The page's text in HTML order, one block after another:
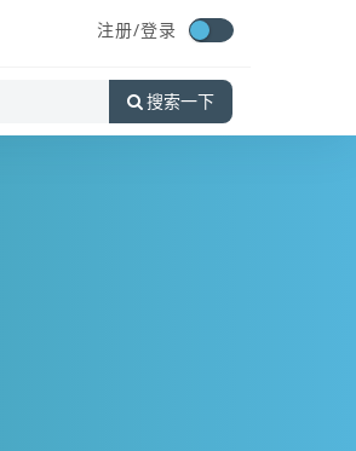
注册/登录
搜索一下